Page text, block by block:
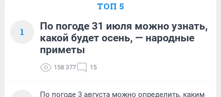
ТОП 5
1
По погоде 31 июля можно узнать,
какой будет осень, — народные
приметы
158 377 15
По погоде 3 августа можно определить, каким